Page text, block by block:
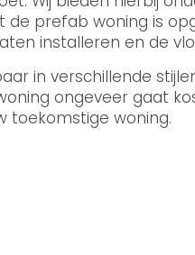
de prefab woning is
installeren en de
in verschillende
ongeveer gaat
toekomstige woning.